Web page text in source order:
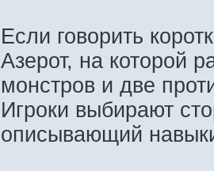
Если говорить
Азерот, на которой
монстров и две
Игроки выбирают
описывающий